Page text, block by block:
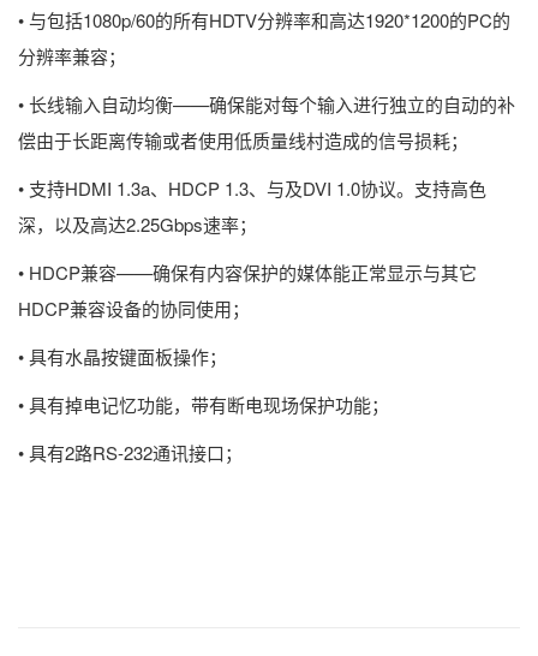
• 与包括1080p/60的所有HDTV分辨率和高达1920*1200的PC的
分辨率兼容；
• 长线输入自动均衡——确保能对每个输入进行独立的自动的补
偿由于长距离传输或者使用低质量线村造成的信号损耗；
• 支持HDMI 1.3a、HDCP 1.3、与及DVI 1.0协议。支持高色
深，以及高达2.25Gbps速率；
• HDCP兼容——确保有内容保护的媒体能正常显示与其它
HDCP兼容设备的协同使用；
• 具有水晶按键面板操作；
• 具有掉电记忆功能，带有断电现场保护功能；
• 具有2路RS-232通讯接口；